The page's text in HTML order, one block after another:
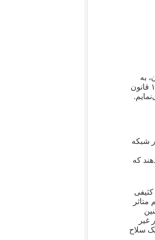
به
اتهام تایید علنی اقدامات خشونت‌آمیز ناقض حقوق بین‌الملل، بر اساس مواد ۱۳۸، ۱۴۰ قانون
خبرنگار شبکه
که
غیر
سلاح